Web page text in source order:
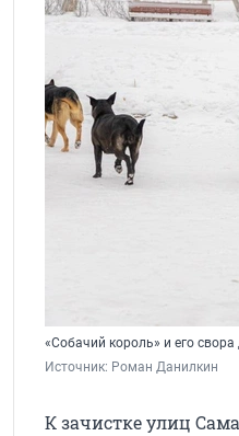
«Собачий король» и его
Источник: Роман Данилкин
К зачистке улиц